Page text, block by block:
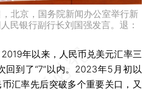
北京，国务院新闻办公室举行新
民银行副行长刘国强发言。退：
2019年以来，人民币兑美元汇率三
回到了“7”以内。2023年5月初以
汇率先后突破多个重要关口，又